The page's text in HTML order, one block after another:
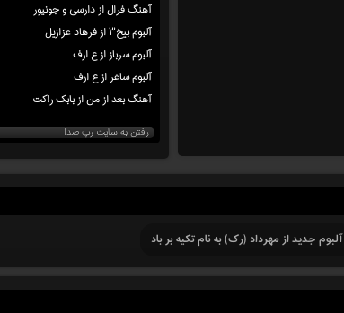
آهنگ فرال از دارسی و جونیور
آلبوم بیخ۳ از فرهاد عزازیل
آلبوم سرباز از ع ارف
آلبوم ساغر از ع ارف
آهنگ بعد از من از بابک راکت
رفتن به سایت رپ صدا
آلبوم جدید از مهرداد (رک) به نام تکیه بر باد